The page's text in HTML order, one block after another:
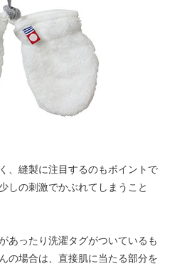
、縫製に注目するのもポイントで
しの刺激でかぶれてしまうこと
あったり洗濯タグがついているも
の場合は、直接肌に当たる部分を